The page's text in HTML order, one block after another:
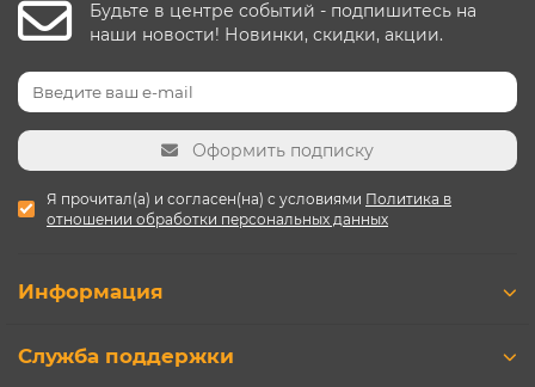
Будьте в центре событий - подпишитесь на
наши новости! Новинки, скидки, акции.
Оформить подписку
Я прочитал(а) и согласен(на) с условиями Политика в
отношении обработки персональных данных
Информация
Служба поддержки